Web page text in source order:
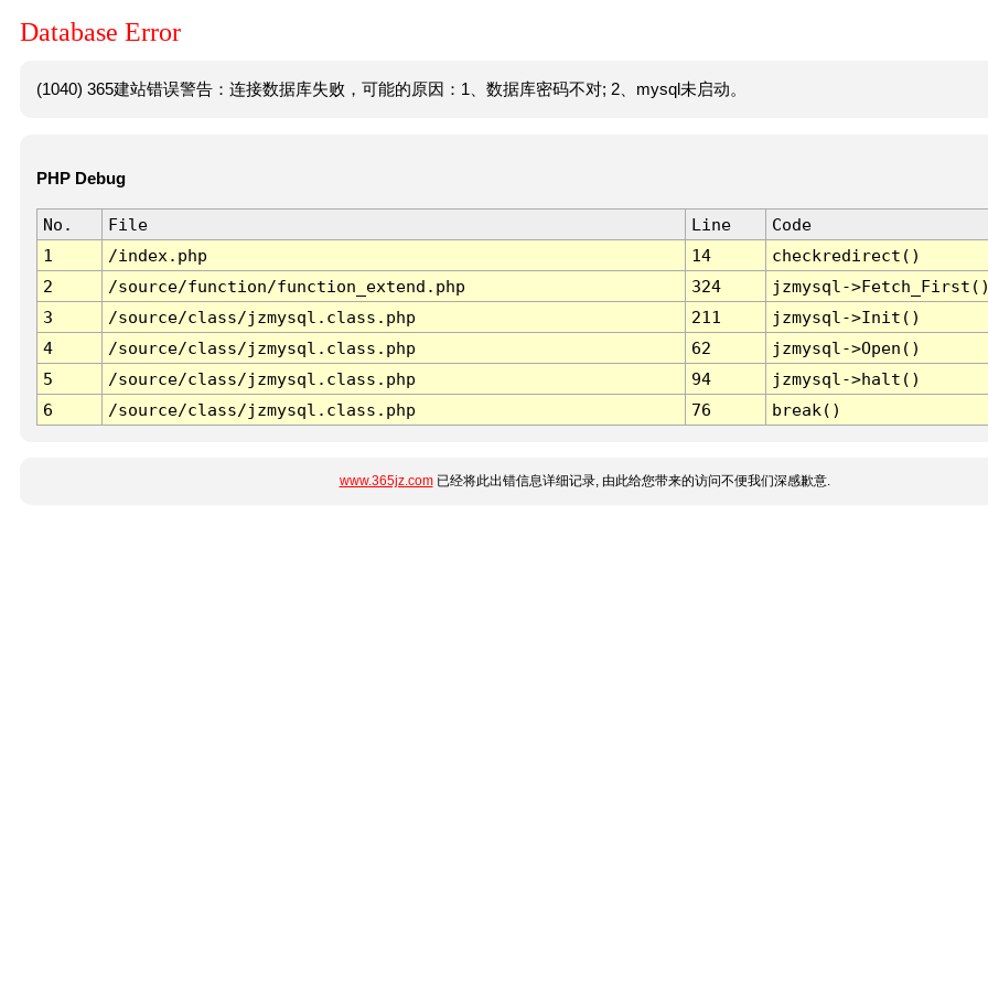
Database Error
(1040) 365建站错误警告：连接数据库失败，可能的原因：1、数据库密码不对; 2、mysql未启动。
PHP Debug
No. File Line
Code
1
/index.php 14
checkredirect()
2
/source/function/function_extend.php 324
jzmysql-
3
/source/class/jzmysql.class.php 211
jzmysql->Init()
4
/source/class/jzmysql.class.php 62
jzmysql->Open()
5
/source/class/jzmysql.class.php 94
jzmysql->halt()
6
/source/class/jzmysql.class.php 76 break()
www.365jz.com已经将此出错信息详细记录, 由此给您带来的访问不便我们深感歉意.